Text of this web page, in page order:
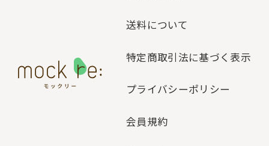
送料について
特定商取引法に基づく表示
プライバシーポリシー
会員規約